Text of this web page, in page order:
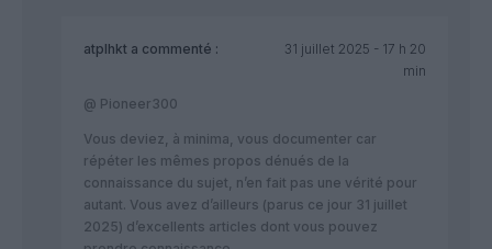
atplhkt a commenté :
31 juillet 2025 - 17 h 20
min
@ Pioneer300
Vous deviez, à minima, vous documenter car
répéter les mêmes propos dénués de la
connaissance du sujet, n’en fait pas une vérité pour
autant. Vous avez d’ailleurs (parus ce jour 31 juillet
2025) d’excellents articles dont vous pouvez